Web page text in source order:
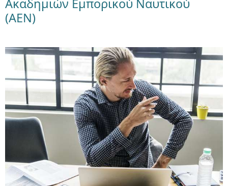
Ακαδημιών Εμπορικού Ναυτικού
(ΑΕΝ)